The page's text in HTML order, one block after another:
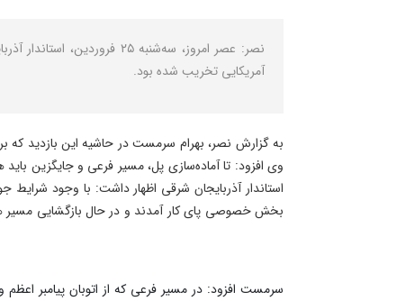
نصر: عصر امروز، سه‌شنبه
آمریکایی تخریب شده بود.
به گزارش نصر، بهرام سرمست در حاشیه این بازدید که برای بار سوم از
وی افزود: تا آماده‌سازی پل، مسیر فرعی و جایگزین
استاندار آذربایجان شرقی اظهار داشت: با وجود
بخش خصوصی پای کار آمدند و در حال بازگشایی مسیر
سرمست افزود: در مسیر فرعی که از اتوبان پیامبر